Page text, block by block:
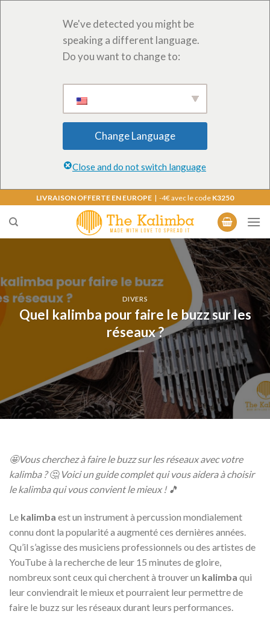
We've detected you might be
speaking a different language.
Do you want to change to:
Change Language
Close and do not switch language
content
LIVRAISON OFFERTE EN EUROPE | -4€ avec le code K3250
DIVERS
Quel kalimba pour faire le buzz sur les
réseaux ?
🤩Vous cherchez à faire le buzz sur les réseaux avec votre
kalimba ? 🤔 Voici un guide complet qui vous aidera à choisir
le kalimba qui vous convient le mieux ! 🎵
Le kalimba est un instrument à percussion mondialement
connu dont la popularité a augmenté ces dernières années.
Qu’il s’agisse des musiciens professionnels ou des artistes de
YouTube à la recherche de leur 15 minutes de gloire,
nombreux sont ceux qui cherchent à trouver un kalimba qui
leur conviendrait le mieux et pourraient leur permettre de
faire le buzz sur les réseaux durant leurs performances.